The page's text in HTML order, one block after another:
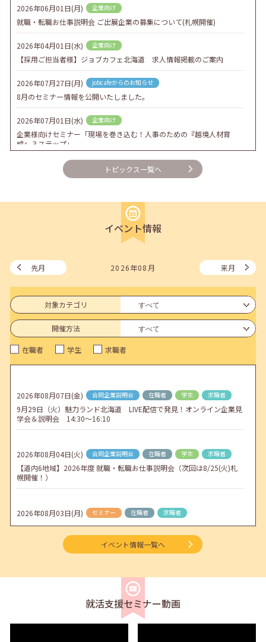
2026年06月01日(月) 企業向け
就職・転職お仕事説明会 ご出展企業の募集について(札幌開催)
2026年04月01日(水) 企業向け
【採用ご担当者様】ジョブカフェ北海道 求人情報掲載のご案内
2026年07月27日(月) jobcafeからのお知らせ
8月のセミナー情報を公開いたしました。
2026年07月01日(水) 企業向け
企業様向けセミナー「現場を巻き込む！人事のための『越境人材育
成』３ステップ」
2026年06月26日(金) jobcafeからのお知らせ
7月のセミナー情報を公開いたしました。
2026年06月03日(水) jobcafeからのお知らせ
メールカウンセリング、就職決定報告フォーム復旧いたしました。
jobcafeからのお知らせ
についてのお知らせ
2026年04月25日(土) jobcafeからのお知らせ
5月のセミナー情報を公開いたしました。
2026年04月02日(木) jobcafeからのお知らせ
2026年04月01日(水) jobcafeからのお知らせ
地方拠点臨時閉所のお知らせ
トピックス一覧へ
イベント情報
先月 2026年08月 来月
対象カテゴリ
開催方法
在職者 学生 求職者
2026年08月07日(金) 合同企業説明会 在職者 学生 求職者
9月29日（火）魅力ランド北海道 LIVE配信で発見！オンライン企業見
学会＆説明会 14:30～16:10
2026年08月04日(火) 合同企業説明会 在職者 学生 求職者
【道内6地域】2026年度 就職・転職お仕事説明会（次回は8/25(火)札
幌開催！）
2026年08月03日(月) セミナー 在職者 求職者
【函館・対面】9月4日（金）【未経験可】求人のリアルを知る人事担
当者へのインタビューセミナー 12:50～13:20
【北見・対面】9月16日（水）【未経験可】求人のリアルを知る人事担
当者へのインタビューセミナー 12:40～13:20
イベント情報一覧へ
就活支援セミナー動画